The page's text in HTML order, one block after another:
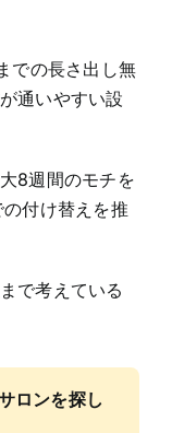
での長さ出し無
通いやすい設
8週間のモチを
付け替えを推
で考えている
ロンを探し